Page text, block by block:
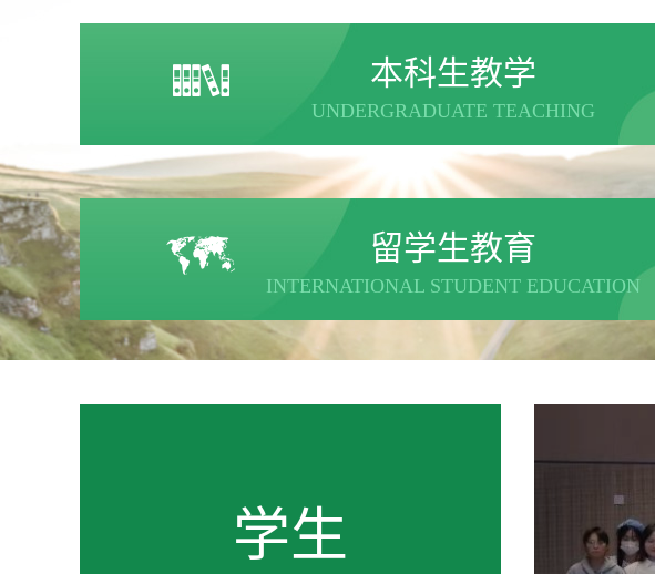
本科生教学
UNDERGRADUATE TEACHING
留学生教育
INTERNATIONAL STUDENT EDUCATION
学生